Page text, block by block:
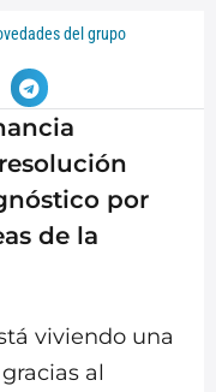
del grupo
por
de la
viviendo una
al